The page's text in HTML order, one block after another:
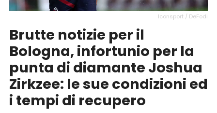
Iconsport / DeFodi
Brutte notizie per il
Bologna, infortunio per la
punta di diamante Joshua
Zirkzee: le sue condizioni ed
i tempi di recupero